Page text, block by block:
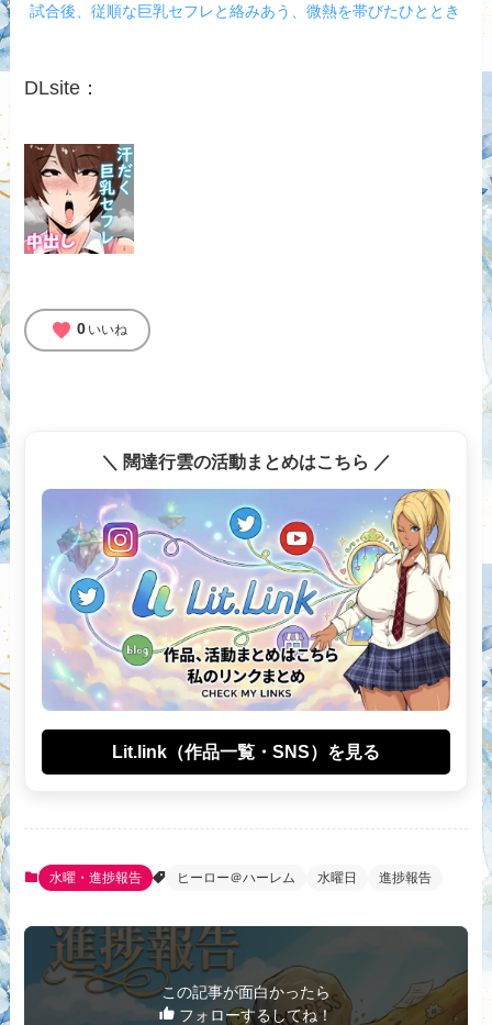
試合後、従順な巨乳セフレと絡みあう、微熱を帯びたひととき
DLsite：
favorite 0 いいね
＼ 闊達行雲の活動まとめはこちら ／
Lit.link（作品一覧・SNS）を見る
水曜・進捗報告 ヒーロー＠ハーレム 水曜日 進捗報告
この記事が面白かったら
フォローするしてね！